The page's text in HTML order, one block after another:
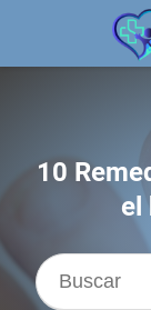
10
el